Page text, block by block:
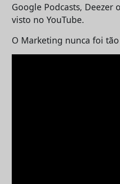
Google Podcasts, Deezer
visto no YouTube.
O Marketing nunca foi